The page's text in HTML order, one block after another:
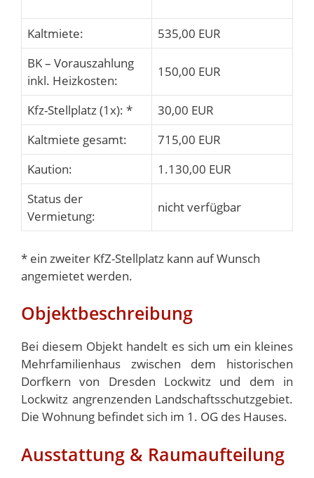
Kaltmiete:
535,00 EUR
BK – Vorauszahlung
inkl. Heizkosten:
150,00 EUR
Kfz-Stellplatz (1x): *
30,00 EUR
Kaltmiete gesamt:
715,00 EUR
Kaution:
1.130,00 EUR
Status der
Vermietung:
nicht verfügbar
* ein zweiter KfZ-Stellplatz kann auf Wunsch
angemietet werden.
Objektbeschreibung
Bei diesem Objekt handelt es sich um ein kleines
Mehrfamilienhaus zwischen dem historischen
Dorfkern von Dresden Lockwitz und dem in
Lockwitz angrenzenden Landschaftsschutzgebiet.
Die Wohnung befindet sich im 1. OG des Hauses.
Ausstattung & Raumaufteilung